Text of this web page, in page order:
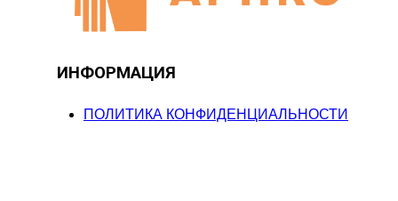
ИНФОРМАЦИЯ
ПОЛИТИКА КОНФИДЕНЦИАЛЬНОСТИ